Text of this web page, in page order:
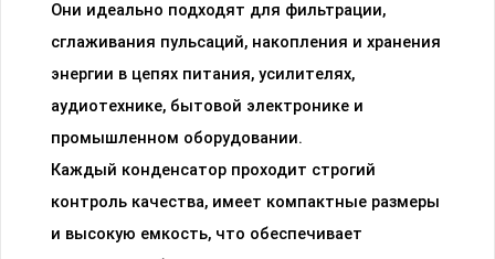
Они идеально подходят для фильтрации,
сглаживания пульсаций, накопления и хранения
энергии в цепях питания, усилителях,
аудиотехнике, бытовой электронике и
промышленном оборудовании.
Каждый конденсатор проходит строгий
контроль качества, имеет компактные размеры
и высокую емкость, что обеспечивает